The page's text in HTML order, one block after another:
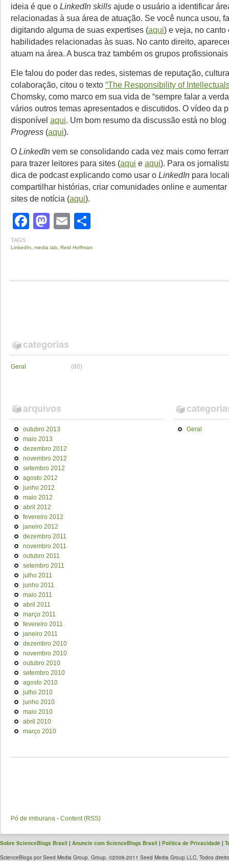
ideia é que o LinkedIn skills ajude o usuário a identificar
relacionadas à sua área de atuação. Se você nunca usou,
digitando alguma de suas expertises (aqui) e veja, no canto
habilidades relacionadas às suas. No canto direito,
atuam na área. A busca traz também os grupos
Ele falou do poder das redes, sistemas de reputação,
colaboração, citou o texto “The Responsibility of
Chomsky, como marco em sua vida de “sempre falar a
vários outros temas apresentados e discutidos. O vídeo da
disponível aqui. Um bom resumo da discussão está no blog
Progress (aqui).
O LinkedIn vem se consolidando cada vez mais como
para trazer leitores para sites (aqui e aqui). Para os
dica de podcast explicando como usar o LinkedIn para
compartilhar histórias, criar comunidades online e
sites de notícia (aqui).
Facebook
Mastodon
Email
TAGS
LinkedIn media lab Reid Hoffman
categorias
Geral (80)
arquivos
outubro 2013
maio 2013
dezembro 2012
novembro 2012
setembro 2012
agosto 2012
junho 2012
maio 2012
abril 2012
fevereiro 2012
janeiro 2012
dezembro 2011
novembro 2011
outubro 2011
setembro 2011
julho 2011
junho 2011
maio 2011
abril 2011
março 2011
fevereiro 2011
janeiro 2011
dezembro 2010
novembro 2010
outubro 2010
setembro 2010
agosto 2010
julho 2010
junho 2010
maio 2010
abril 2010
março 2010
Geral
Pó de imburana - Content (RSS)
Sobre ScienceBlogs Brasil | Anuncie com ScienceBlogs Brasil | Política de Privacidade |
ScienceBlogs por Seed Media Group. Group. ©2006-2011 Seed Media Group LLC. Todos